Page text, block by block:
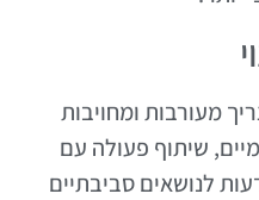
מעורבות ומחויבות
שיתוף פעולה עם
לנושאים סביבתיים